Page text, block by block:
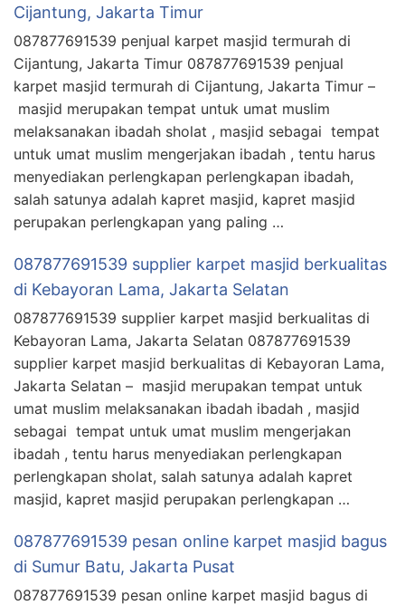
Cijantung, Jakarta Timur
087877691539 penjual karpet masjid termurah di
Cijantung, Jakarta Timur 087877691539 penjual
karpet masjid termurah di Cijantung, Jakarta Timur –
masjid merupakan tempat untuk umat muslim
melaksanakan ibadah sholat , masjid sebagai tempat
untuk umat muslim mengerjakan ibadah , tentu harus
menyediakan perlengkapan perlengkapan ibadah,
salah satunya adalah kapret masjid, kapret masjid
perupakan perlengkapan yang paling …
087877691539 supplier karpet masjid berkualitas
di Kebayoran Lama, Jakarta Selatan
087877691539 supplier karpet masjid berkualitas di
Kebayoran Lama, Jakarta Selatan 087877691539
supplier karpet masjid berkualitas di Kebayoran Lama,
Jakarta Selatan – masjid merupakan tempat untuk
umat muslim melaksanakan ibadah ibadah , masjid
sebagai tempat untuk umat muslim mengerjakan
ibadah , tentu harus menyediakan perlengkapan
perlengkapan sholat, salah satunya adalah kapret
masjid, kapret masjid perupakan perlengkapan …
087877691539 pesan online karpet masjid bagus
di Sumur Batu, Jakarta Pusat
087877691539 pesan online karpet masjid bagus di